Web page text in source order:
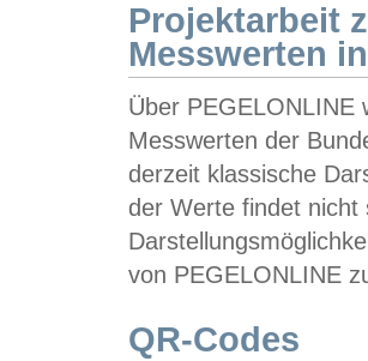
Projektarbeit
Messwerten
Über PEGELONLINE
Messwerten der
derzeit klassische
der Werte findet
von PEGELONLINE
QR-Codes